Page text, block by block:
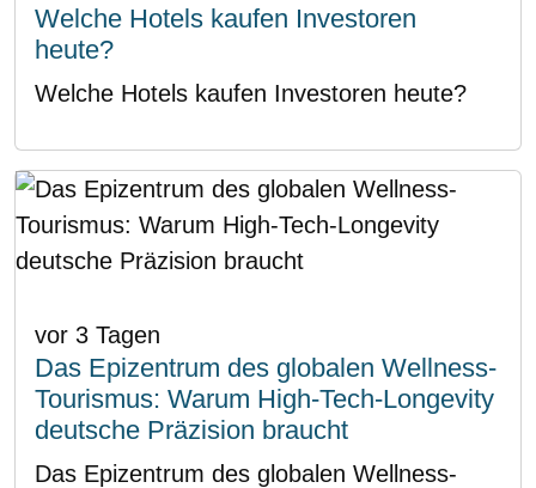
Welche Hotels kaufen Investoren
heute?
Welche Hotels kaufen Investoren heute?
vor 3 Tagen
Das Epizentrum des globalen Wellness-
Tourismus: Warum High-Tech-Longevity
deutsche Präzision braucht
Das Epizentrum des globalen Wellness-